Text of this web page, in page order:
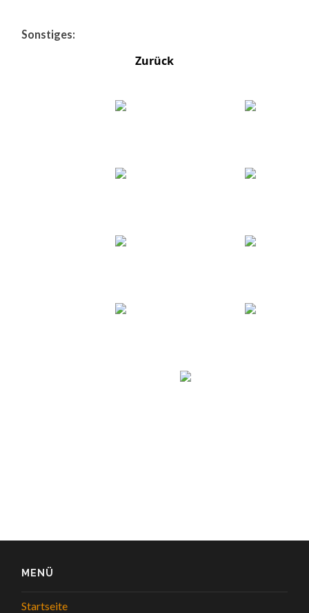
Sonstiges:
Zurück
MENÜ
Startseite